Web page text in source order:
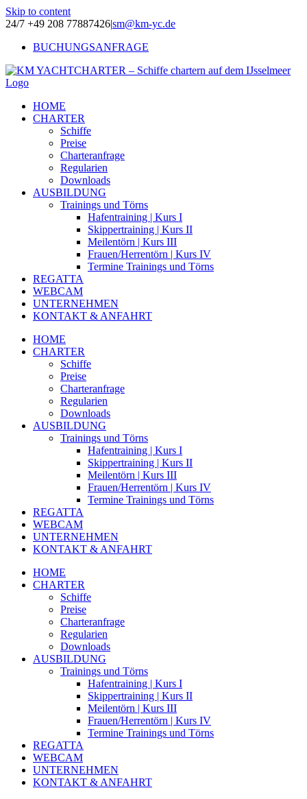
Skip to content
24/7 +49 208 77887426|sm@km-yc.de
BUCHUNGSANFRAGE
HOME
CHARTER
Schiffe
Preise
Charteranfrage
Regularien
Downloads
AUSBILDUNG
Trainings und Törns
Hafentraining | Kurs I
Skippertraining | Kurs II
Meilentörn | Kurs III
Frauen/Herrentörn | Kurs IV
Termine Trainings und Törns
REGATTA
WEBCAM
UNTERNEHMEN
KONTAKT & ANFAHRT
HOME
CHARTER
Schiffe
Preise
Charteranfrage
Regularien
Downloads
AUSBILDUNG
Trainings und Törns
Hafentraining | Kurs I
Skippertraining | Kurs II
Meilentörn | Kurs III
Frauen/Herrentörn | Kurs IV
Termine Trainings und Törns
REGATTA
WEBCAM
UNTERNEHMEN
KONTAKT & ANFAHRT
HOME
CHARTER
Schiffe
Preise
Charteranfrage
Regularien
Downloads
AUSBILDUNG
Trainings und Törns
Hafentraining | Kurs I
Skippertraining | Kurs II
Meilentörn | Kurs III
Frauen/Herrentörn | Kurs IV
Termine Trainings und Törns
REGATTA
WEBCAM
UNTERNEHMEN
KONTAKT & ANFAHRT